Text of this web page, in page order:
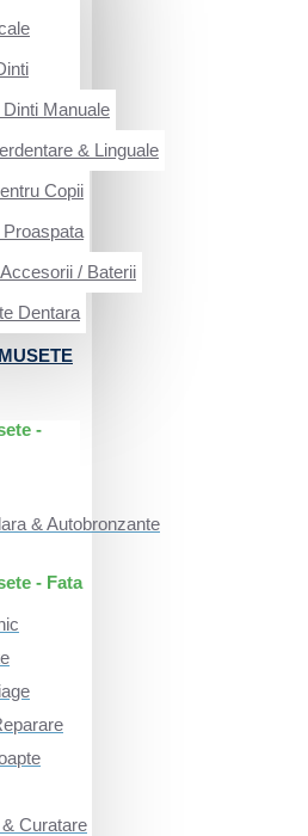
Manuale
& Linguale
Copii
/ Baterii
Dentara
-
& Autobronzante
- Fata
Curatare